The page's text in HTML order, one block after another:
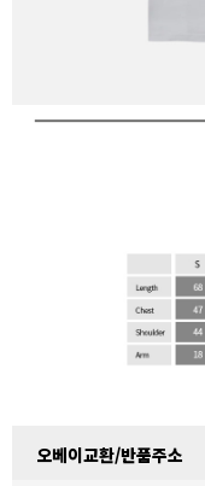
오베이교환/반품주소